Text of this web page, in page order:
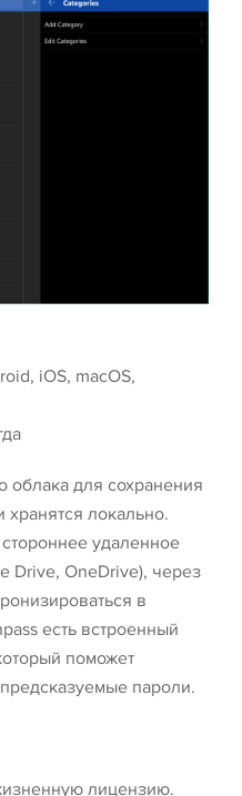
iOS, macOS,
облака для сохранения
локально.
удаленное
Drive, OneDrive), через
в
есть встроенный
поможет
пароли.
лицензию.